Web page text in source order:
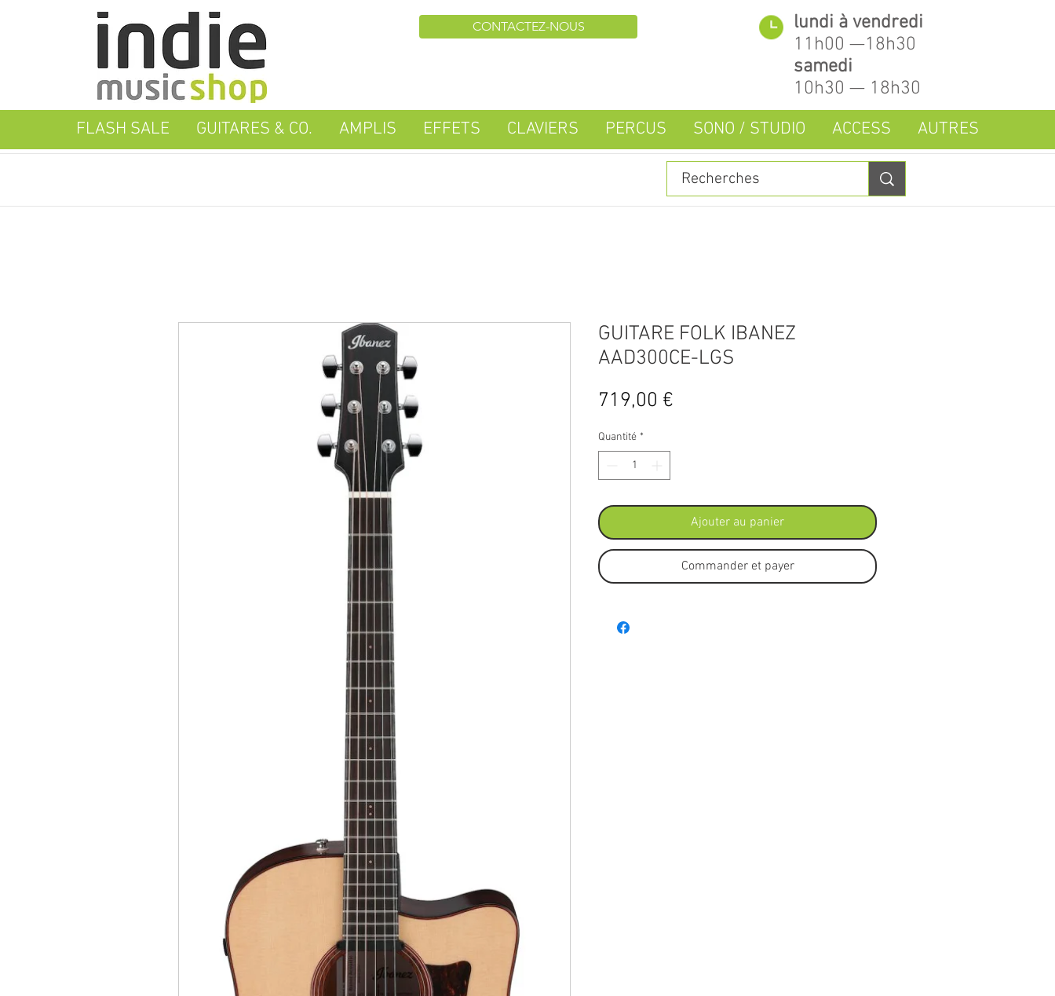
CONTACTEZ-NOUS
lundi à vendredi
11h00 —18h30
samedi
10h30 — 18h30
FLASH SALE GUITARES & CO. AMPLIS EFFETS CLAVIERS PERCUS SONO / STUDIO ACCESS AUTRES
GUITARE FOLK IBANEZ
AAD300CE-LGS
719,00 €
Quantité *
Ajouter au panier
Commander et payer